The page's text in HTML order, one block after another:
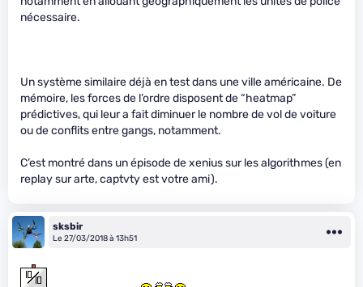
nécessaire.
Un système similaire déjà en test dans une ville américaine. De
mémoire, les forces de l’ordre disposent de “heatmap”
prédictives, qui leur a fait diminuer le nombre de vol de voiture
ou de conflits entre gangs, notamment.
C’est montré dans un épisode de xenius sur les algorithmes (en
replay sur arte, captvty est votre ami).
sksbir
Le 27/03/2018 à 13h51